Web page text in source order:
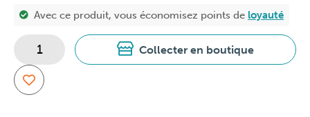
Avec ce produit, vous économisez points de loyauté
Collecter en boutique